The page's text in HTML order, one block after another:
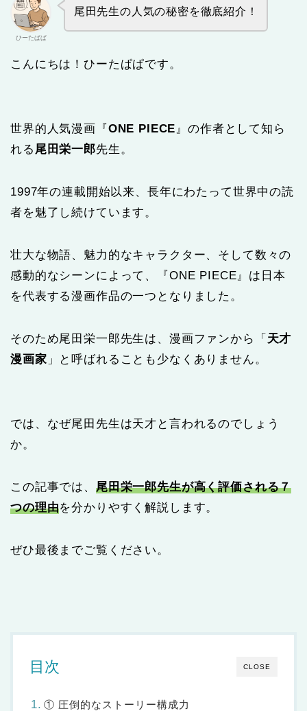
ひーたぱぱ
尾田先生の人気の秘密を徹底紹介！
こんにちは！ひーたぱぱです。
世界的人気漫画『ONE PIECE 』の作者として知ら
れる 尾田栄一郎先生。
1997年の連載開始以来、長年にわたって世界中の読
者を魅了し続けています。
壮大な物語、魅力的なキャラクター、そして数々の
感動的なシーンによって、『ONE PIECE』は日本
を代表する漫画作品の一つとなりました。
そのため尾田栄一郎先生は、漫画ファンから「 天才
漫画家 」と呼ばれることも少なくありません。
では、なぜ尾田先生は天才と言われるのでしょう
か。
この記事では、 尾田栄一郎先生が高く評価される７
つの理由を分かりやすく解説します。
ぜひ最後までご覧ください。
CLOSE
目次
① 圧倒的なストーリー構成力